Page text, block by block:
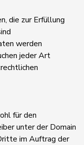
die zur Erfüllung
werden
jeder Art
für den
unter der Domain
im Auftrag der